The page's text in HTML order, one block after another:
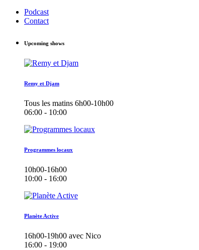
Podcast
Contact
Upcoming shows
Remy et Djam
Tous les matins 6h00-10h00
06:00 - 10:00
Programmes locaux
10h00-16h00
10:00 - 16:00
Planète Active
16h00-19h00 avec Nico
16:00 - 19:00